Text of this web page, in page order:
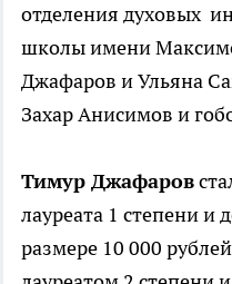
отделения духовых
школы имени
Джафаров и Ульяна
Захар Анисимов и
Тимур Джафаров
лауреата 1 степени и
размере 10 000